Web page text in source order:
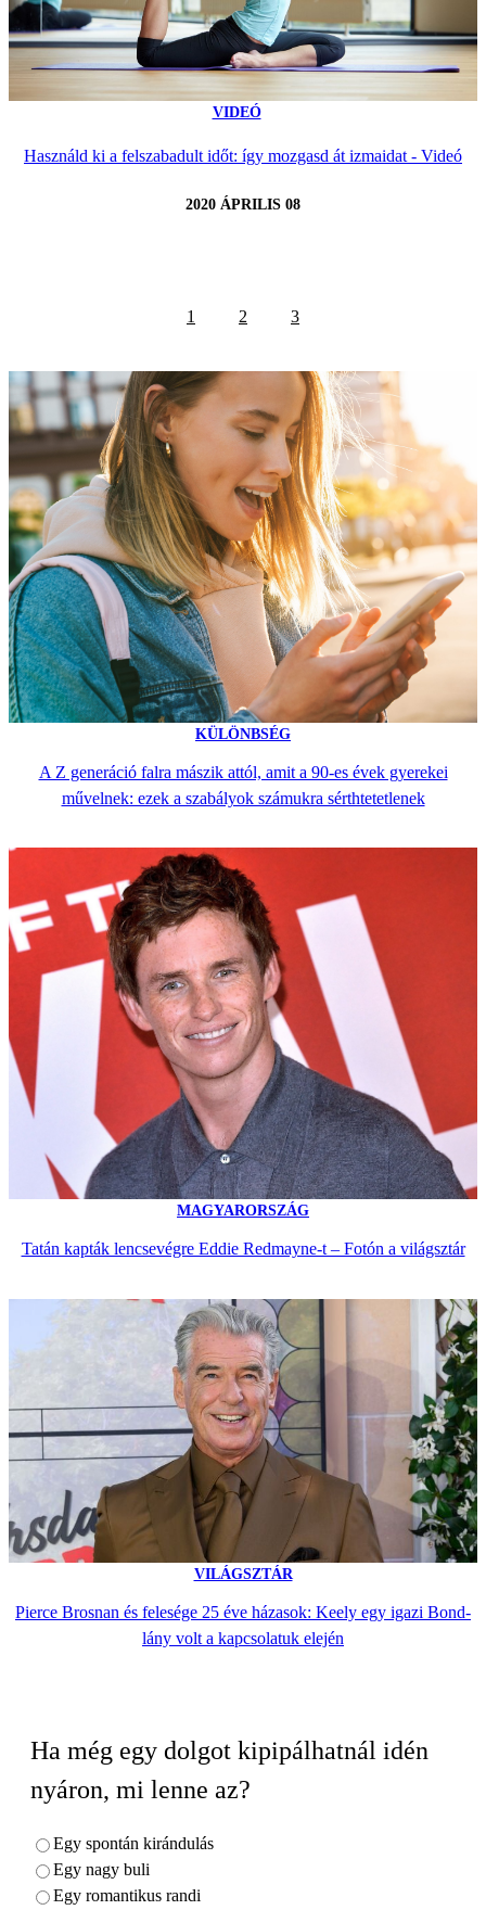
VIDEÓ
Használd ki a felszabadult időt: így mozgasd át izmaidat - Videó
2020 ÁPRILIS 08
1 2 3
KÜLÖNBSÉG
A Z generáció falra mászik attól, amit a 90-es évek gyerekei
művelnek: ezek a szabályok számukra sérthtetetlenek
MAGYARORSZÁG
Tatán kapták lencsevégre Eddie Redmayne-t – Fotón a világsztár
VILÁGSZTÁR
Pierce Brosnan és felesége 25 éve házasok: Keely egy igazi Bond-
lány volt a kapcsolatuk elején
Ha még egy dolgot kipipálhatnál idén
nyáron, mi lenne az?
Egy spontán kirándulás
Egy nagy buli
Egy romantikus randi